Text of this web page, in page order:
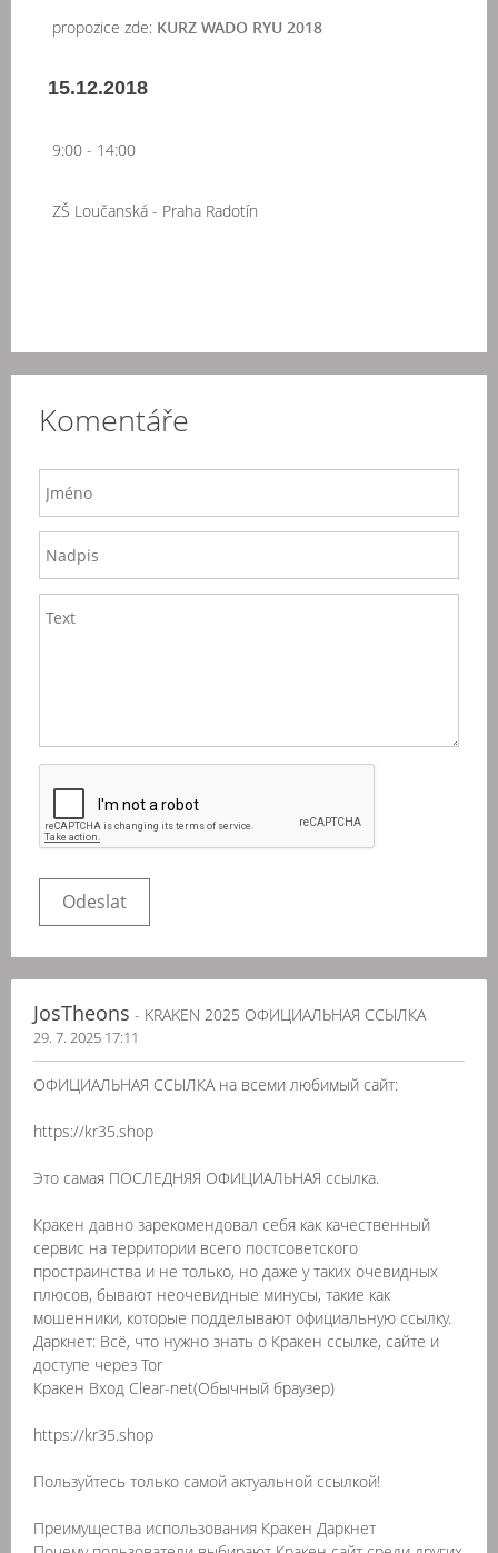
propozice zde: KURZ WADO RYU 2018
15.12.2018
9:00 - 14:00
ZŠ Loučanská - Praha Radotín
Komentáře
JosTheons - KRAKEN 2025 ОФИЦИАЛЬНАЯ ССЫЛКА
29. 7. 2025 17:11
ОФИЦИАЛЬНАЯ ССЫЛКА на всеми любимый сайт:
https://kr35.shop
Это самая ПОСЛЕДНЯЯ ОФИЦИАЛЬНАЯ ссылка.
Кракен давно зарекомендовал себя как качественный
сервис на территории всего постсоветского
простраинства и не только, но даже у таких очевидных
плюсов, бывают неочевидные минусы, такие как
мошенники, которые подделывают официальную ссылку.
Даркнет: Всё, что нужно знать о Кракен ссылке, сайте и
доступе через Tor
Кракен Вход Clear-net(Обычный браузер)
https://kr35.shop
Пользуйтесь только самой актуальной ссылкой!
Преимущества использования Кракен Даркнет